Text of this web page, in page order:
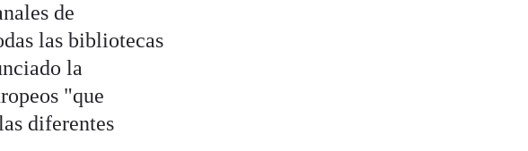
de
las bibliotecas
la
"que
diferentes